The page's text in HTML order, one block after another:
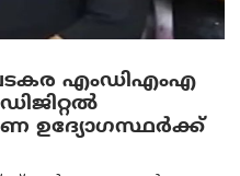
എംഡി‌എം‌എ
ഉദ്യോഗസ്ഥര്‍ക്ക്